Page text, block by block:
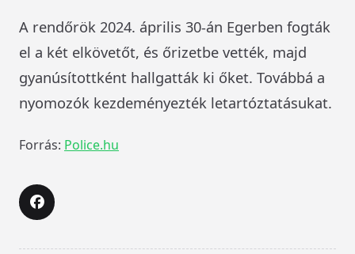
A rendőrök 2024. április 30-án Egerben fogták
el a két elkövetőt, és őrizetbe vették, majd
gyanúsítottként hallgatták ki őket. Továbbá a
nyomozók kezdeményezték letartóztatásukat.
Forrás: Police.hu